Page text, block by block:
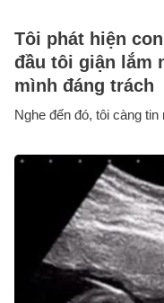
Tôi phát hiện
đầu tôi giận lắm
mình đáng trách
Nghe đến đó, tôi càng tin